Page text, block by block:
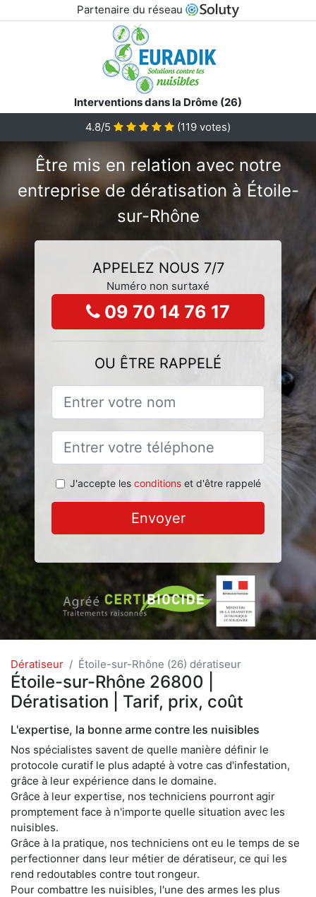
Partenaire du réseau
Interventions dans la Drôme (26)
4.8/5
(119 votes)
Être mis en relation avec notre
entreprise de dératisation à Étoile-
sur-Rhône
APPELEZ NOUS 7/7
Numéro non surtaxé
09 70 14 76 17
OU ÊTRE RAPPELÉ
J'accepte les conditionset d'être rappelé
Envoyer
Dératiseur Étoile-sur-Rhône (26) dératiseur
Étoile-sur-Rhône 26800 |
Dératisation | Tarif, prix, coût
L'expertise, la bonne arme contre les nuisibles
Nos spécialistes savent de quelle manière définir le
protocole curatif le plus adapté à votre cas d'infestation,
grâce à leur expérience dans le domaine.
Grâce à leur expertise, nos techniciens pourront agir
promptement face à n'importe quelle situation avec les
nuisibles.
Grâce à la pratique, nos techniciens ont eu le temps de se
perfectionner dans leur métier de dératiseur, ce qui les
rend redoutables contre tout rongeur.
Pour combattre les nuisibles, l'une des armes les plus